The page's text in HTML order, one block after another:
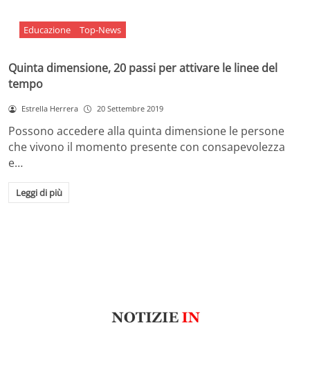
Educazione Top-News
Quinta dimensione, 20 passi per attivare le linee del
tempo
Estrella Herrera 20 Settembre 2019
Possono accedere alla quinta dimensione le persone
che vivono il momento presente con consapevolezza
e…
Leggi di più